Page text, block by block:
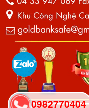
0982770404